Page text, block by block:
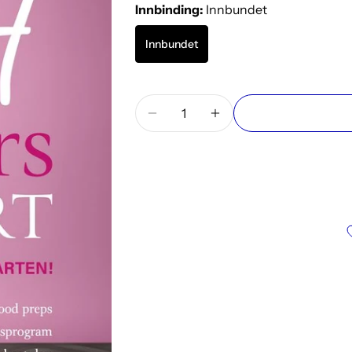
Innbinding: Innbundet
Innbundet
Mengde
Reduser antallet for 14
Øk antallet for 14